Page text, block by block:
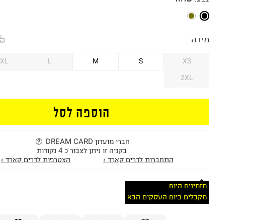
מידה
XS
S
M
L
XL
2XL
הוספה לסל
חברי מועדון DREAM CARD
בקניה זו ניתן לצבור כ 4 נקודות
התחברות לדרים קארד ›
הצטרפות לדרים קארד ›
מזמינים היום
מקבלים ביום העסקים הבא